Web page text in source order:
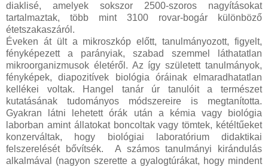
diaklisé, amelyek sokszor 2500-szoros nagyításokat
tartalmaztak, több mint 3100 rovar-bogár különböző
étetszakaszáról.
Éveken át ült a mikroszkóp előtt, tanulmányozott, figyelt,
fényképezett a parányiak, szabad szemmel láthatatlan
mikroorganizmusok életéről. Az így született tanulmányok,
fényképek, diapozitívek biológia óráinak elmaradhatatlan
kellékei voltak. Hangel tanár úr tanulóit a természet
kutatásának tudományos módszereire is megtanította.
Gyakran látni lehetett órák után a kémia vagy biológia
laborban amint állatokat boncoltak vagy tömtek, kétéltűeket
konzerváltak, hogy biológiai laboratórium didaktikai
felszerelését bővítsék. A számos tanulmányi kirándulás
alkalmával (nagyon szerette a gyalogtúrákat, hogy mindent